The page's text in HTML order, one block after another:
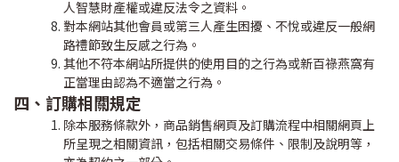
人智慧財產權或違反法令之資料。
對本網站其他會員或第三人產生困擾、不悅或違反一般網
路禮節致生反感之行為。
其他不符本網站所提供的使用目的之行為或新百祿燕窩有
正當理由認為不適當之行為。
四、訂購相關規定
除本服務條款外，商品銷售網頁及訂購流程中相關網頁上
所呈現之相關資訊，包括相關交易條件、限制及說明等，